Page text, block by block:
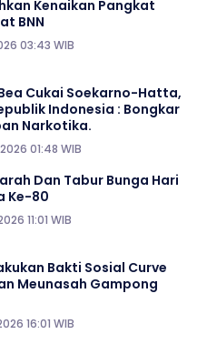
Kenaikan Pangkat
BNN
03:43 WIB
Cukai Soekarno-Hatta,
Indonesia : Bongkar
Narkotika.
01:48 WIB
Dan Tabur Bunga Hari
Ke-80
11:01 WIB
Bakti Sosial Curve
Meunasah Gampong
16:01 WIB